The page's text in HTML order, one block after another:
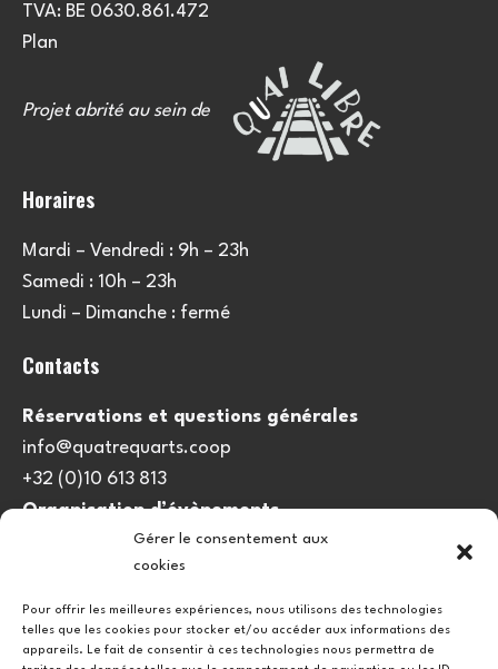
Gérer le consentement aux
cookies
Pour offrir les meilleures expériences, nous utilisons des technologies
telles que les cookies pour stocker et/ou accéder aux informations des
appareils. Le fait de consentir à ces technologies nous permettra de
TVA: BE 0630.861.472
Plan
Projet abrité au sein de
Horaires
Mardi – Vendredi : 9h – 23h
Samedi : 10h – 23h
Lundi – Dimanche : fermé
Contacts
Réservations et questions générales
info@quatrequarts.coop
+32 (0)10 613 813
Organisation d’évènements
viedulieu@quatrequarts.coop
Politique de cookies (UE)